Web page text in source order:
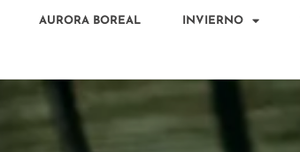
AURORA BOREAL INVIERNO